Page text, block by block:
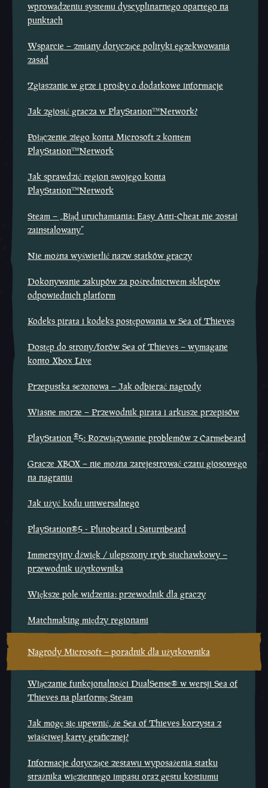
wprowadzeniu systemu dyscyplinarnego opartego na
punktach
Wsparcie – zmiany dotyczące polityki egzekwowania
zasad
Zgłaszanie w grze i prośby o dodatkowe informacje
Jak zgłosić gracza w PlayStation™Network?
Połączenie złego konta Microsoft z kontem
PlayStation™Network
Jak sprawdzić region swojego konta
PlayStation™Network
Steam – „Błąd uruchamiania: Easy Anti-Cheat nie został
zainstalowany”
Nie można wyświetlić nazw statków graczy
Dokonywanie zakupów za pośrednictwem sklepów
odpowiednich platform
Kodeks pirata i kodeks postępowania w Sea of Thieves
Dostęp do strony/forów Sea of Thieves – wymagane
konto Xbox Live
Przepustka sezonowa – Jak odbierać nagrody
Własne morze – Przewodnik pirata i arkusze przepisów
PlayStation ®5: Rozwiązywanie problemów z Carmebeard
Gracze XBOX – nie można zarejestrować czatu głosowego
na nagraniu
Jak użyć kodu uniwersalnego
PlayStation®5 - Plutobeard i Saturnbeard
Immersyjny dźwięk / ulepszony tryb słuchawkowy –
przewodnik użytkownika
Większe pole widzenia: przewodnik dla graczy
Matchmaking między regionami
Nagrody Microsoft – poradnik dla użytkownika
Włączanie funkcjonalności DualSense® w wersji Sea of
Thieves na platformę Steam
Jak mogę się upewnić, że Sea of Thieves korzysta z
właściwej karty graficznej?
Informacje dotyczące zestawu wyposażenia statku
strażnika więziennego impasu oraz gestu kostiumu